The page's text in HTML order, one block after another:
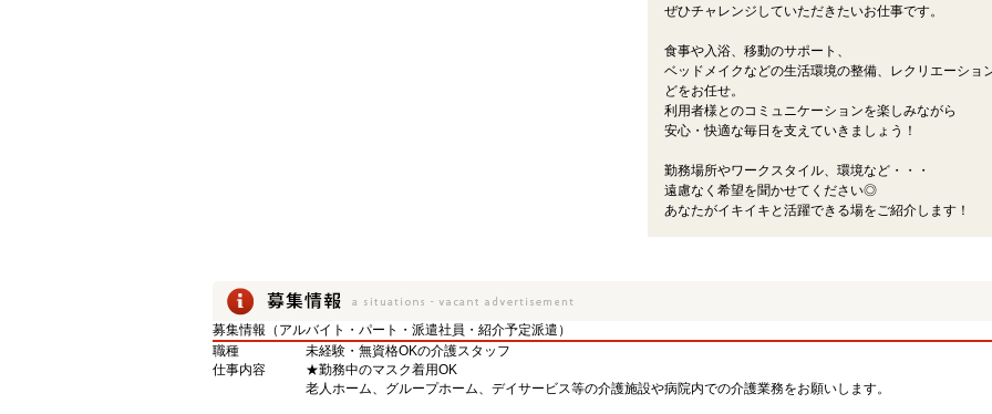
ぜひチャレンジしていただきたいお仕事です。
食事や入浴、移動のサポート、
ベッドメイクなどの生活環境の整備、レクリエーショ
どをお任せ。
利用者様とのコミュニケーションを楽しみながら
安心・快適な毎日を支えていきましょう！
勤務場所やワークスタイル、環境など・・・
遠慮なく希望を聞かせてください◎
あなたがイキイキと活躍できる場をご紹介します！
募集情報（アルバイト・パート・派遣社員・紹介予定派遣）
職種
未経験・無資格OKの介護スタッフ
仕事内容
★勤務中のマスク着用OK
老人ホーム、グループホーム、デイサービス等の介護施設や病院内での介護業務をお願いします。